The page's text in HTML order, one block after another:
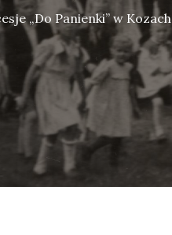
„Do Panienki” w Kozach